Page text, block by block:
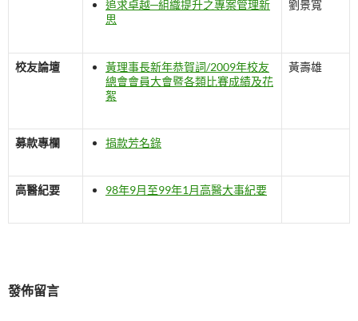
追求卓越─組織提升之專案管理新
思
劉景寬
校友論壇
黃理事長新年恭賀詞/2009年校友
總會會員大會暨各類比賽成績及花
絮
黃壽雄
募款專欄 捐款芳名錄
高醫紀要 98年9月至99年1月高醫大事紀要
發佈留言